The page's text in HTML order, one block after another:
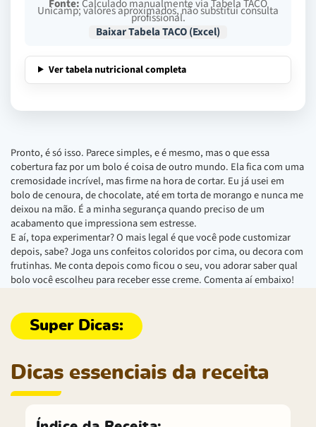
Fonte:Calculado manualmente via Tabela TACO
Unicamp; valores aproximados, não substitui consulta
profissional.
Baixar Tabela TACO (Excel)
Ver tabela nutricional completa
Pronto, é só isso. Parece simples, e é mesmo, mas o que essa
cobertura faz por um bolo é coisa de outro mundo. Ela fica com uma
cremosidade incrível, mas firme na hora de cortar. Eu já usei em
bolo de cenoura, de chocolate, até em torta de morango e nunca me
deixou na mão. É a minha segurança quando preciso de um
acabamento que impressiona sem estresse.
E aí, topa experimentar? O mais legal é que você pode customizar
depois, sabe? Joga uns confeitos coloridos por cima, ou decora com
frutinhas. Me conta depois como ficou o seu, vou adorar saber qual
bolo você escolheu para receber esse creme. Comenta aí embaixo!
Dicas essenciais da receita